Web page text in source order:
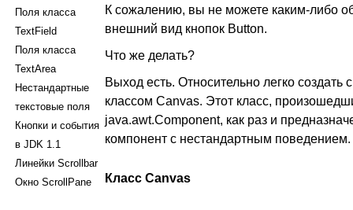
Поля класса
TextField
Поля класса
TextArea
Нестандартные
текстовые поля
Кнопки и события
в JDK 1.1
Линейки Scrollbar
Окно ScrollPane
К сожалению, вы не можете каким-либо
внешний вид кнопок Button.
Что же делать?
Выход есть. Относительно легко создать
классом Canvas. Этот класс,
java.awt.Component, как раз и
компонент с нестандартным поведением.
Класс Canvas